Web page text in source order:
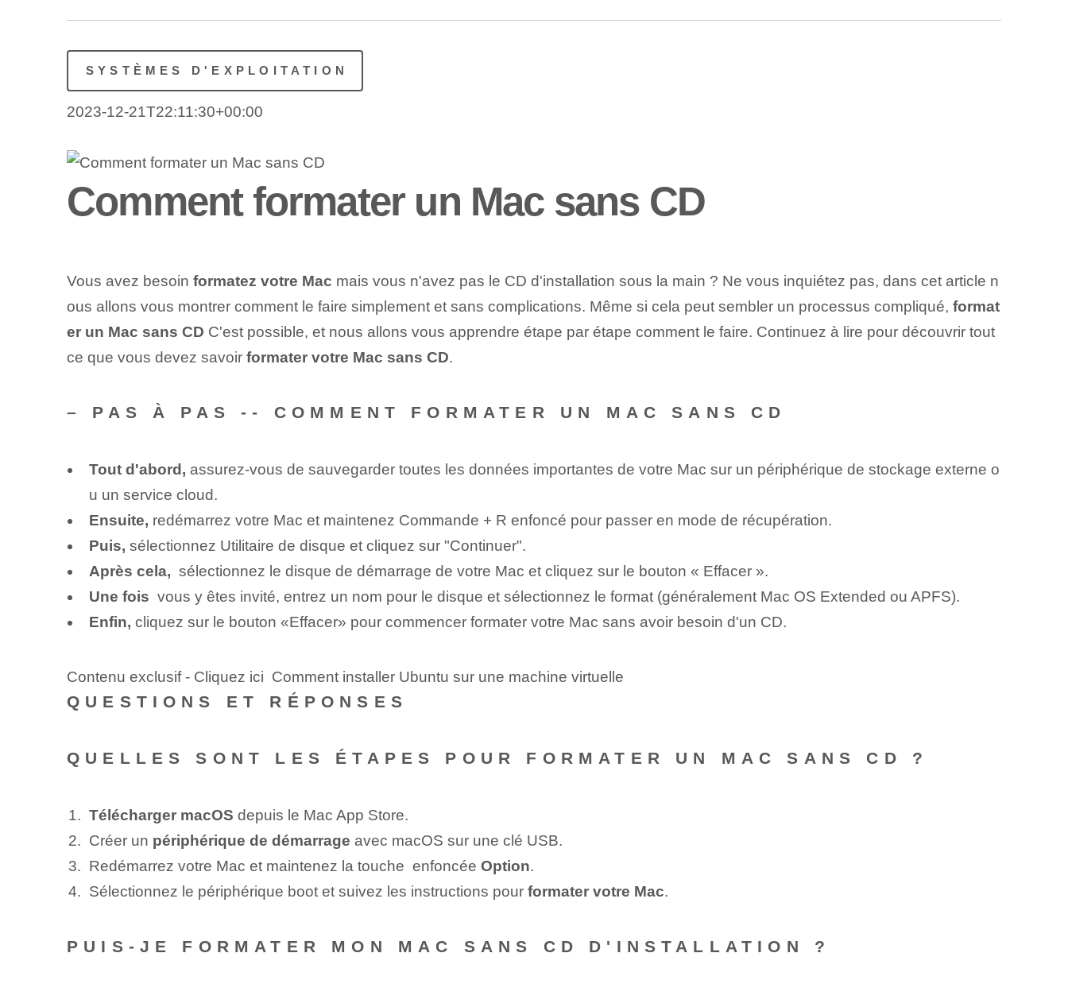
SYSTÈMES D'EXPLOITATION
2023-12-21T22:11:30+00:00
Comment formater un Mac sans CD
Vous avez besoin formatez votre⁢ Mac mais vous n'avez pas le CD d'installation sous la main ? Ne vous inquiétez pas, dans cet article n
ous allons vous montrer comment le faire simplement et sans complications. Même si cela peut sembler un processus compliqué, format
er un Mac sans CD C'est‌ possible, et nous allons vous apprendre étape par étape comment le faire.⁤ Continuez à lire ‍pour découvrir tout
ce que vous devez savoir⁢ formater votre Mac sans CD.
– PAS À PAS -- COMMENT FORMATER UN MAC SANS CD
Tout d'abord, assurez-vous de sauvegarder toutes les données importantes⁢ de ⁢votre⁢ Mac sur un périphérique de stockage externe⁣ o
u un service cloud‌.
Ensuite, redémarrez votre Mac et maintenez Commande + R enfoncé pour passer en mode de récupération.
Puis, sélectionnez Utilitaire de disque et cliquez sur "Continuer".
Après cela, ⁢ sélectionnez le disque de démarrage de votre Mac et cliquez sur le bouton « Effacer ».
Une fois ‌ vous y êtes invité, entrez un nom pour le disque‍ et ⁣sélectionnez‍ le format​ (généralement Mac‌ OS Extended ou‍ APFS).
Enfin, cliquez sur le ‌bouton⁣ «Effacer» pour ⁢commencer ‌formater votre Mac ‍sans avoir besoin⁢ d'un CD.
Contenu exclusif - Cliquez ici Comment installer Ubuntu sur une machine virtuelle
QUESTIONS ET RÉPONSES
QUELLES SONT LES ÉTAPES POUR FORMATER UN MAC SANS CD ?
Télécharger macOS depuis le Mac App Store.
Créer un périphérique de démarrage ​avec macOS sur une clé USB.
Redémarrez votre Mac et maintenez la touche ‌ enfoncée Option.
Sélectionnez le périphérique ⁢boot ‌et suivez‌ les instructions pour formater votre Mac.
PUIS-JE FORMATER MON MAC SANS CD D'INSTALLATION ?